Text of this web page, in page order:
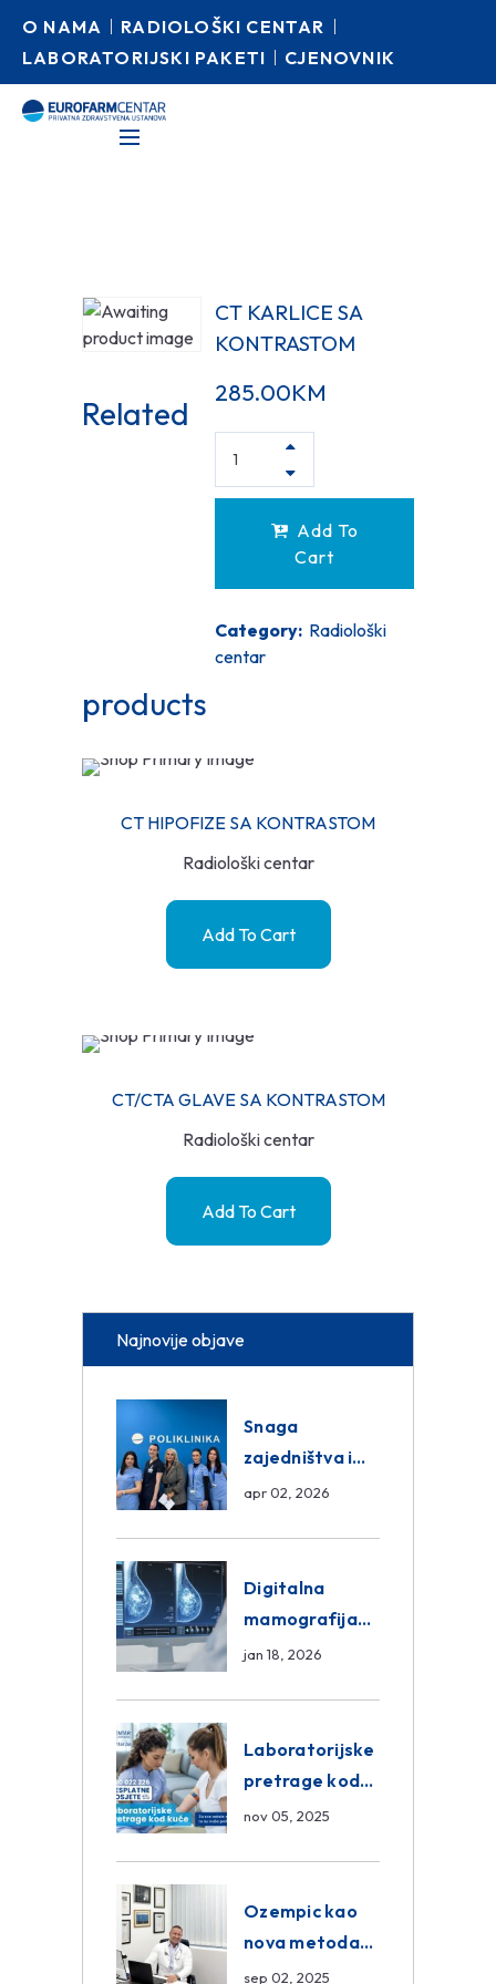
O NAMA
RADIOLOŠKI CENTAR
LABORATORIJSKI PAKETI
CJENOVNIK
CT KARLICE SA
KONTRASTOM
285.00KM
Add To
Cart
Category: Radiološki
centar
Related
products
CT HIPOFIZE SA KONTRASTOM
Radiološki centar
Add To Cart
CT/CTA GLAVE SA KONTRASTOM
Radiološki centar
Add To Cart
Najnovije objave
Snaga
zajedništva i
razmjena
Group
apr 02, 2026
Digitalna
mamografija
Sarajevo –
Centar
Poliklinika
jan 18, 2026
Laboratorijske
pretrage kod
kuće – novo u
Poliklinici
nov 05, 2025
Ozempic kao
nova metoda
mršavljenja: da
sep 02, 2025